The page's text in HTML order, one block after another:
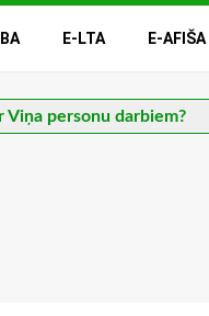
E-LTA E-AFIŠA
Viņa personu darbiem?